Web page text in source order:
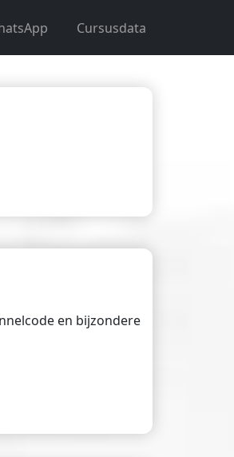
Cursusdata
en bijzondere